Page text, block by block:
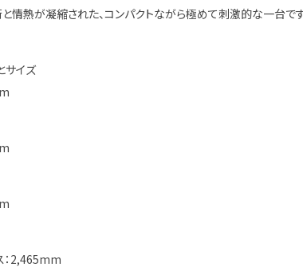
情熱が凝縮された、コンパクトながら極めて刺激的な一台です
サイズ
：2,465mm